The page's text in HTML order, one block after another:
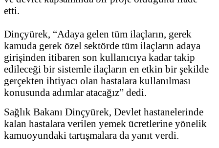
etti.
Dinçyürek, “Adaya gelen tüm ilaçların, gerek
kamuda gerek özel sektörde tüm ilaçların adaya
girişinden itibaren son kullanıcıya kadar takip
edileceği bir sistemle ilaçların en etkin bir şekilde
gerçekten ihtiyacı olan hastalara kullanılması
konusunda adımlar atacağız” dedi.
Sağlık Bakanı Dinçyürek, Devlet hastanelerinde
kalan hastalara verilen yemek ücretlerine yönelik
kamuoyundaki tartışmalara da yanıt verdi.